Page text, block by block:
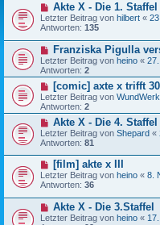
Akte X - Die 1. Staffel
Letzter Beitrag von hilbert «
Antworten: 135
Franziska Pigulla
Letzter Beitrag von heino «
Antworten: 2
[comic] axte x trifft
Letzter Beitrag von WundWerk
Antworten: 2
Akte X - Die 4. Staffel
Letzter Beitrag von Shepard «
Antworten: 81
[film] akte x III
Letzter Beitrag von heino « 8.
Antworten: 36
Akte X - Die 3.Staffel
Letzter Beitrag von heino «